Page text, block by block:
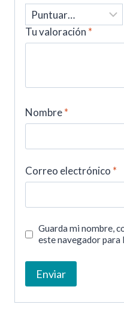
Tu valoración *
Nombre*
Correo electrónico *
Guarda mi nombre,
este navegador para